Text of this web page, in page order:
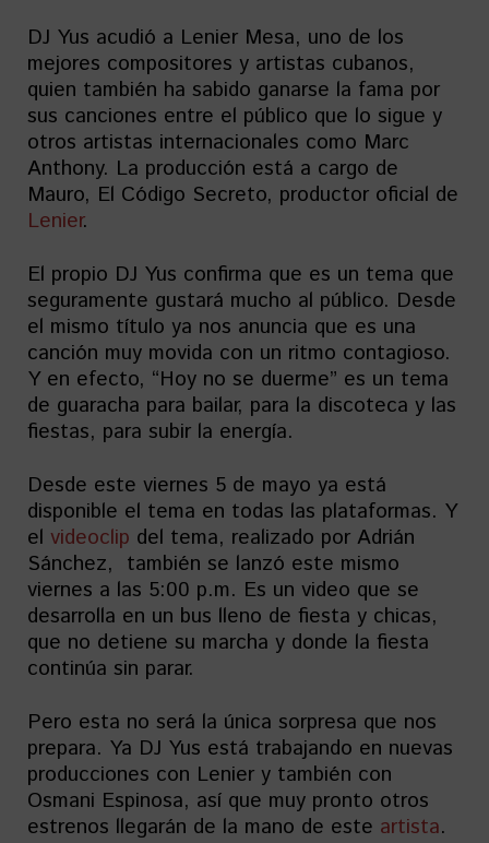
DJ Yus acudió a Lenier Mesa, uno de los
mejores compositores y artistas cubanos,
quien también ha sabido ganarse la fama por
sus canciones entre el público que lo sigue y
otros artistas internacionales como Marc
Anthony. La producción está a cargo de
Mauro, El Código Secreto, productor oficial de
Lenier.
El propio DJ Yus confirma que es un tema que
seguramente gustará mucho al público. Desde
el mismo título ya nos anuncia que es una
canción muy movida con un ritmo contagioso.
Y en efecto, “Hoy no se duerme” es un tema
de guaracha para bailar, para la discoteca y las
fiestas, para subir la energía.
Desde este viernes 5 de mayo ya está
disponible el tema en todas las plataformas. Y
el videoclip del tema, realizado por Adrián
Sánchez, también se lanzó este mismo
viernes a las 5:00 p.m. Es un video que se
desarrolla en un bus lleno de fiesta y chicas,
que no detiene su marcha y donde la fiesta
continúa sin parar.
Pero esta no será la única sorpresa que nos
prepara. Ya DJ Yus está trabajando en nuevas
producciones con Lenier y también con
Osmani Espinosa, así que muy pronto otros
estrenos llegarán de la mano de este artista.